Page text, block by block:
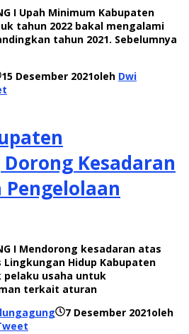
I Upah Minimum Kabupaten
tahun 2022 bakal mengalami
tahun 2021. Sebelumnya
15 Desember 2021oleh Dwi
Kesadaran
Pengelolaan
I Mendorong kesadaran atas
Lingkungan Hidup Kabupaten
usaha untuk
terkait aturan
7 Desember 2021oleh